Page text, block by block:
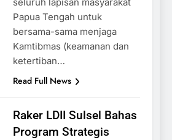
Papua Tengah untuk
bersama-sama menjaga
Kamtibmas (keamanan dan
ketertiban…
Read Full News
Raker LDII Sulsel Bahas
Program Strategis